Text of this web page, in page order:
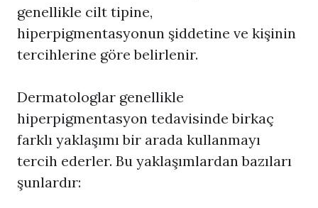
genellikle cilt tipine,
hiperpigmentasyonun şiddetine ve kişinin
tercihlerine göre belirlenir.
Dermatologlar genellikle
hiperpigmentasyon tedavisinde birkaç
farklı yaklaşımı bir arada kullanmayı
tercih ederler. Bu yaklaşımlardan bazıları
şunlardır: